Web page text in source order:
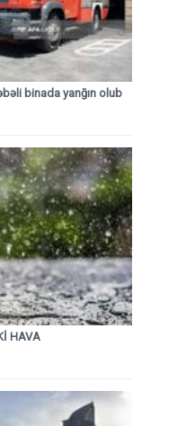
binada yanğın olub
HAVA